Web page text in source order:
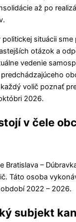
až po
politickej situácii sme
otázok a
vedenie
volič poznať
2026.
v čele
Bratislava –
. Táto osoba
2022 – 2026.
subjekt